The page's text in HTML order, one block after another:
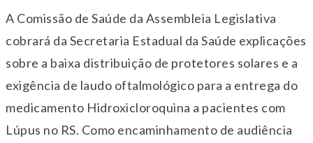
A Comissão de Saúde da Assembleia Legislativa
cobrará da Secretaria Estadual da Saúde explicações
sobre a baixa distribuição de protetores solares e a
exigência de laudo oftalmológico para a entrega do
medicamento Hidroxicloroquina a pacientes com
Lúpus no RS. Como encaminhamento de audiência